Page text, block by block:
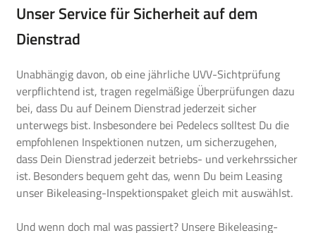
Unser Service für Sicherheit auf dem
Dienstrad
Unabhängig davon, ob eine jährliche UVV-Sichtprüfung
verpflichtend ist, tragen regelmäßige Überprüfungen dazu
bei, dass Du auf Deinem Dienstrad jederzeit sicher
unterwegs bist. Insbesondere bei Pedelecs solltest Du die
empfohlenen Inspektionen nutzen, um sicherzugehen,
dass Dein Dienstrad jederzeit betriebs- und verkehrssicher
ist. Besonders bequem geht das, wenn Du beim Leasing
unser Bikeleasing-Inspektionspaket gleich mit auswählst.
Und wenn doch mal was passiert? Unsere Bikeleasing-